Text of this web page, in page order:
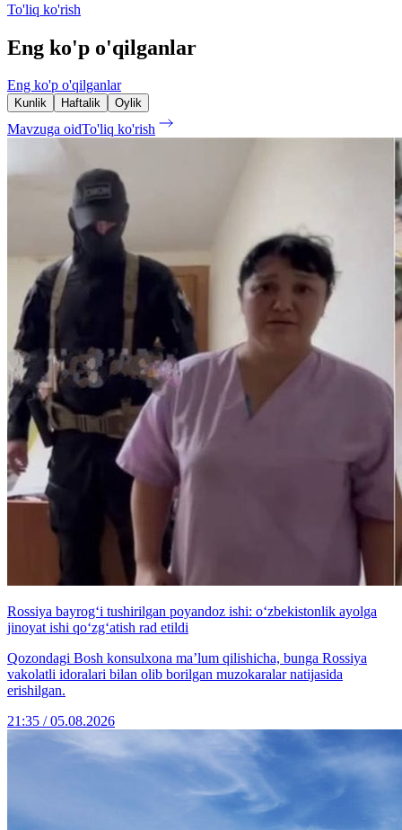
To'liq ko'rish
Eng ko'p o'qilganlar
Eng ko'p o'qilganlar
Kunlik Haftalik Oylik
Mavzuga oidTo'liq ko'rish
Rossiya bayrog‘i tushirilgan poyandoz ishi: o‘zbekistonlik ayolga
jinoyat ishi qo‘zg‘atish rad etildi
Qozondagi Bosh konsulxona ma’lum qilishicha, bunga Rossiya
vakolatli idoralari bilan olib borilgan muzokaralar natijasida
erishilgan.
21:35 / 05.08.2026